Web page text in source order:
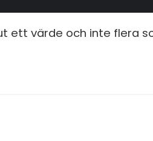
ett värde och inte flera